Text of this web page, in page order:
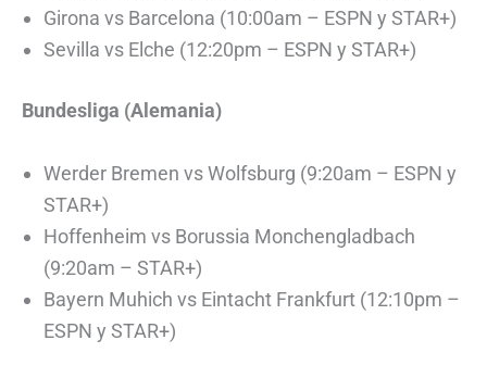
Girona vs Barcelona (10:00am – ESPN y STAR+)
Sevilla vs Elche (12:20pm – ESPN y STAR+)
Bundesliga (Alemania)
Werder Bremen vs Wolfsburg (9:20am – ESPN y
STAR+)
Hoffenheim vs Borussia Monchengladbach
(9:20am – STAR+)
Bayern Muhich vs Eintacht Frankfurt (12:10pm –
ESPN y STAR+)